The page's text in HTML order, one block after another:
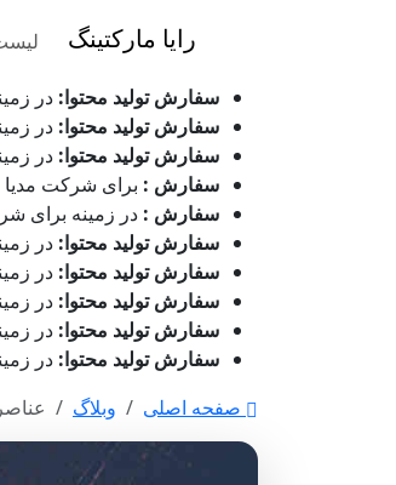
رایا مارکتینگ
سفارش تولید محتوا: در
سفارش تولید محتوا: در
سفارش تولید محتوا: در
سفارش : برای شرکت مدیا ادز در
سفارش : در زمینه برای شرکت
سفارش تولید محتوا: در
سفارش تولید محتوا: در
سفارش تولید محتوا: در
سفارش تولید محتوا: در
سفارش تولید محتوا: در
صفحه اصلی
وبلاگ